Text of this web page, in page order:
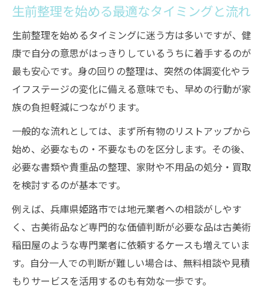
不用品回収や買取も叶う生前整理の進め方とは
生前整理で不用品回収を賢く利用する方法
姫路市の不用品買取サービス選びの注意点
持ち込み対応を活かした生前整理のコツ
生前整理で不要品の買取査定を活用する秘
失敗しない不用品回収業者の見極め方を伝
授
姫路市の家財処分に強い業者選びのコツを徹底
生前整理で失敗しない業者選びのポイント
家財処分に強い専門業者の特徴を知ろう
姫路で安心できる生前整理業者の見分け方
見積もり無料の生前整理業者活用術
生前整理を始める最適なタイミングと流れ
生前整理を始めるタイミングに迷う方は多いですが、健
康で自分の意思がはっきりしているうちに着手するのが
最も安心です。身の回りの整理は、突然の体調変化やラ
イフステージの変化に備える意味でも、早めの行動が家
族の負担軽減につながります。
一般的な流れとしては、まず所有物のリストアップから
始め、必要なもの・不要なものを区分します。その後、
必要な書類や貴重品の整理、家財や不用品の処分・買取
を検討するのが基本です。
例えば、兵庫県姫路市では地元業者への相談がしやす
く、古美術品など専門的な価値判断が必要な品は古美術
稲田屋のような専門業者に依頼するケースも増えていま
す。自分一人での判断が難しい場合は、無料相談や見積
もりサービスを活用するのも有効な一歩です。